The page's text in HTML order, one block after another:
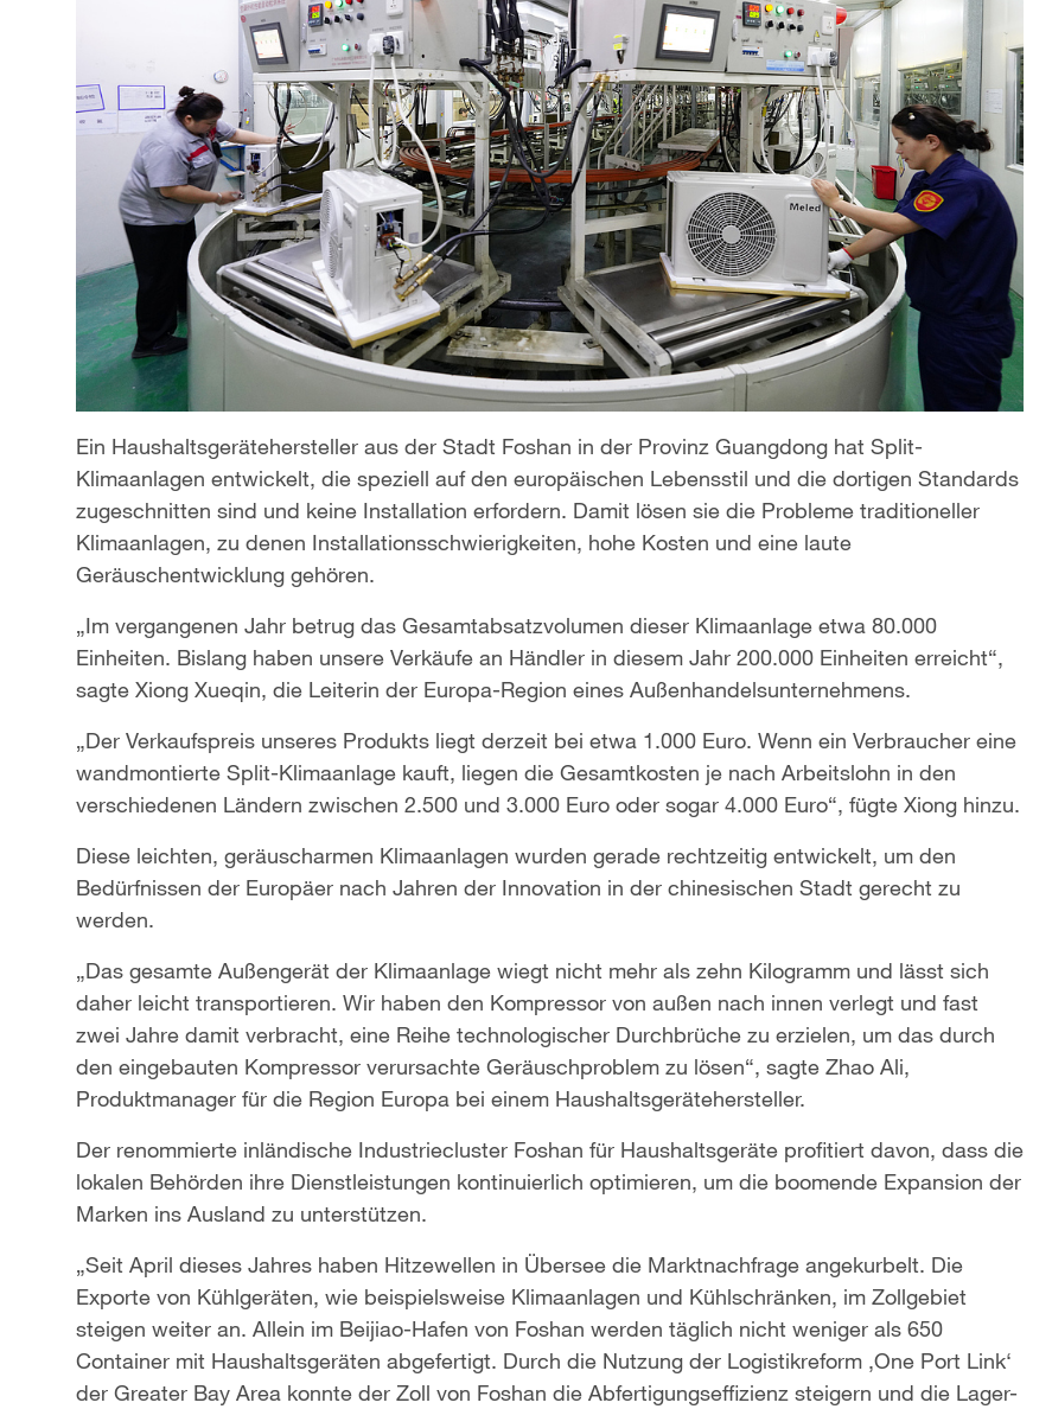
Ein Haushaltsgerätehersteller aus der Stadt Foshan in der Provinz Guangdong hat Split-
Klimaanlagen entwickelt, die speziell auf den europäischen Lebensstil und die dortigen Standards
zugeschnitten sind und keine Installation erfordern. Damit lösen sie die Probleme traditioneller
Klimaanlagen, zu denen Installationsschwierigkeiten, hohe Kosten und eine laute
Geräuschentwicklung gehören.
„Im vergangenen Jahr betrug das Gesamtabsatzvolumen dieser Klimaanlage etwa 80.000
Einheiten. Bislang haben unsere Verkäufe an Händler in diesem Jahr 200.000 Einheiten erreicht“,
sagte Xiong Xueqin, die Leiterin der Europa-Region eines Außenhandelsunternehmens.
„Der Verkaufspreis unseres Produkts liegt derzeit bei etwa 1.000 Euro. Wenn ein Verbraucher eine
wandmontierte Split-Klimaanlage kauft, liegen die Gesamtkosten je nach Arbeitslohn in den
verschiedenen Ländern zwischen 2.500 und 3.000 Euro oder sogar 4.000 Euro“, fügte Xiong hinzu.
Diese leichten, geräuscharmen Klimaanlagen wurden gerade rechtzeitig entwickelt, um den
Bedürfnissen der Europäer nach Jahren der Innovation in der chinesischen Stadt gerecht zu
werden.
„Das gesamte Außengerät der Klimaanlage wiegt nicht mehr als zehn Kilogramm und lässt sich
daher leicht transportieren. Wir haben den Kompressor von außen nach innen verlegt und fast
zwei Jahre damit verbracht, eine Reihe technologischer Durchbrüche zu erzielen, um das durch
den eingebauten Kompressor verursachte Geräuschproblem zu lösen“, sagte Zhao Ali,
Produktmanager für die Region Europa bei einem Haushaltsgerätehersteller.
Der renommierte inländische Industriecluster Foshan für Haushaltsgeräte profitiert davon, dass die
lokalen Behörden ihre Dienstleistungen kontinuierlich optimieren, um die boomende Expansion der
Marken ins Ausland zu unterstützen.
„Seit April dieses Jahres haben Hitzewellen in Übersee die Marktnachfrage angekurbelt. Die
Exporte von Kühlgeräten, wie beispielsweise Klimaanlagen und Kühlschränken, im Zollgebiet
steigen weiter an. Allein im Beijiao-Hafen von Foshan werden täglich nicht weniger als 650
Container mit Haushaltsgeräten abgefertigt. Durch die Nutzung der Logistikreform ‚One Port Link‘
der Greater Bay Area konnte der Zoll von Foshan die Abfertigungseffizienz steigern und die Lager-